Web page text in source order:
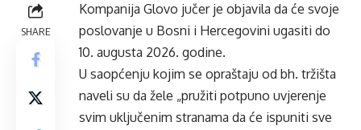
SHARE
Kompanija Glovo jučer je objavila da će svoje
poslovanje u Bosni i Hercegovini ugasiti do
10. augusta 2026. godine.
U saopćenju kojim se opraštaju od bh. tržišta
naveli su da žele „pružiti potpuno uvjerenje
svim uključenim stranama da će ispuniti sve